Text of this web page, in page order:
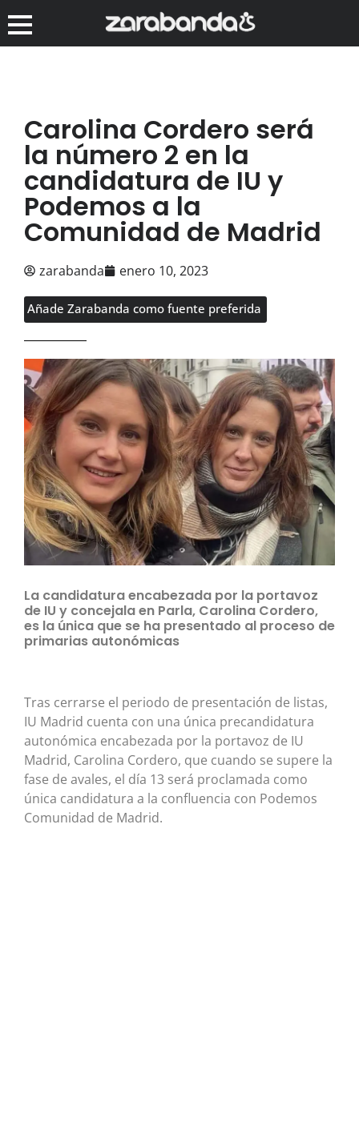
Carolina Cordero será
la número 2 en la
candidatura de IU y
Podemos a la
Comunidad de Madrid
zarabanda enero 10, 2023
Añade Zarabanda como fuente preferida
La candidatura encabezada por la portavoz
de IU y concejala en Parla, Carolina Cordero,
es la única que se ha presentado al proceso de
primarias autonómicas
Tras cerrarse el periodo de presentación de listas,
IU Madrid cuenta con una única precandidatura
autonómica encabezada por la portavoz de IU
Madrid, Carolina Cordero, que cuando se supere la
fase de avales, el día 13 será proclamada como
única candidatura a la confluencia con Podemos
Comunidad de Madrid.